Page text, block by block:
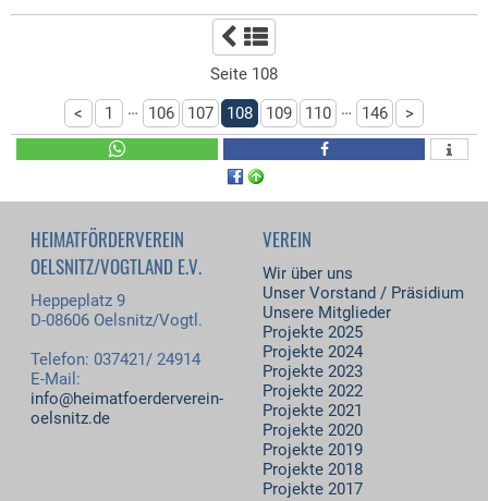
Seite 108
<
1 … 106 107 108 109 110 … 146 >
HEIMATFÖRDERVEREIN
OELSNITZ/VOGTLAND E.V.
Heppeplatz 9
D-08606 Oelsnitz/Vogtl.
Telefon: 037421/ 24914
E-Mail:
info@heimatfoerderverein-
oelsnitz.de
VEREIN
Wir über uns
Unser Vorstand / Präsidium
Unsere Mitglieder
Projekte 2025
Projekte 2024
Projekte 2023
Projekte 2022
Projekte 2021
Projekte 2020
Projekte 2019
Projekte 2018
Projekte 2017